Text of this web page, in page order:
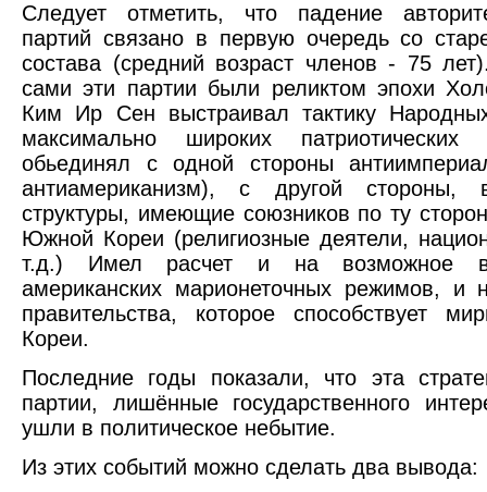
Следует отметить, что падение
партий связано в первую очередь со
состава (средний возраст членов - 75
сами эти партии были реликтом эпохи
Ким Ир Сен выстраивал тактику
максимально широких патриотических
обьединял с одной стороны
антиамериканизм), с другой
структуры, имеющие союзников по ту
Южной Кореи (религиозные деятели,
т.д.) Имел расчет и на возможное
американских марионеточных режимов, и
правительства, которое способствует
Кореи.
Последние годы показали, что эта
партии, лишённые государственного
ушли в политическое небытие.
Из этих событий можно сделать два вывода: